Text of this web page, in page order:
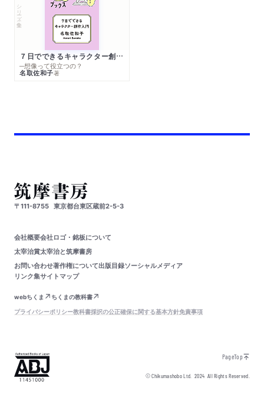
シリーズ・全集
７日でできるキャラクター創作入門
─想像って役立つの？
名取佐和子著
〒111-8755 東京都台東区蔵前2-5-3
会社概要会社ロゴ・銘板について
太宰治賞太宰治と筑摩書房
お問い合わせ著作権について出版目録ソーシャルメディア
リンク集サイトマップ
webちくま
ちくまの教科書
プライバシーポリシー教科書採択の公正確保に関する基本方針免責事項
PageTop
© Chikumashobo Ltd.2024 All Rights Reserved.